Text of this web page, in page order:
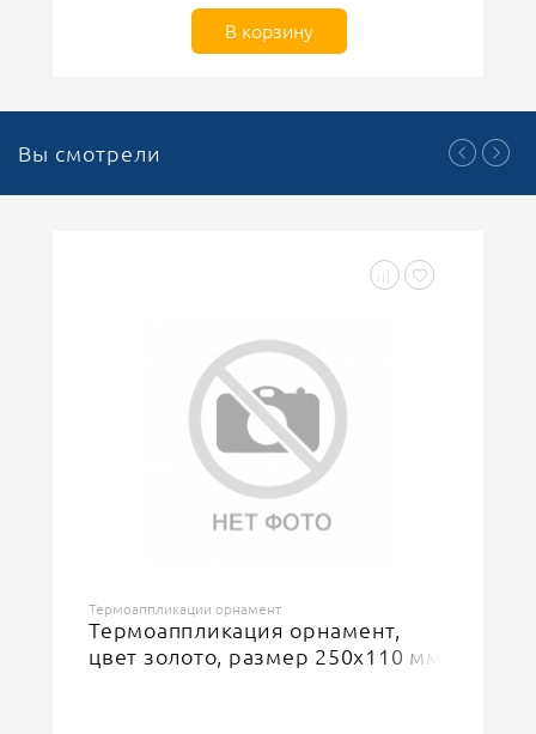
В корзину
Вы смотрели
Термоаппликации орнамент
Термоаппликация орнамент,
цвет золото, размер 250х110 мм